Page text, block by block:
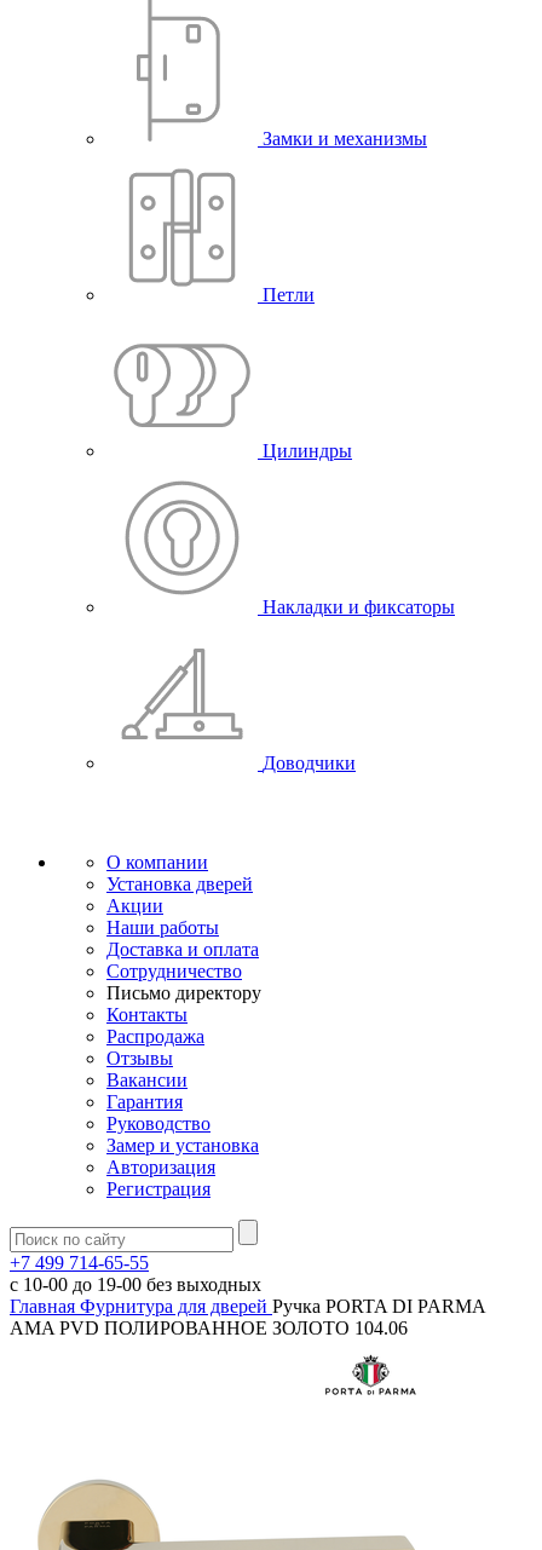
Замки и механизмы
Петли
Цилиндры
Накладки и фиксаторы
Доводчики
О компании
Установка дверей
Акции
Наши работы
Доставка и оплата
Сотрудничество
Письмо директору
Контакты
Распродажа
Отзывы
Вакансии
Гарантия
Руководство
Замер и установка
Авторизация
Регистрация
+7 499 714-65-55
с 10-00 до 19-00 без выходных
Главная Фурнитура для дверей Ручка PORTA DI PARMA
AMA PVD ПОЛИРОВАННОЕ ЗОЛОТО 104.06